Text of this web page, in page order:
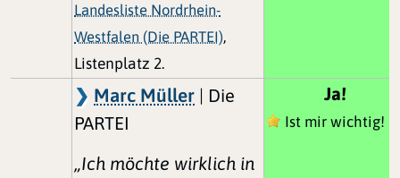
Landesliste Nordrhein-
Westfalen (Die PARTEI),
Listenplatz 2.
Marc Müller | Die
PARTEI
„Ich möchte wirklich in
Ja!
Ist mir wichtig!